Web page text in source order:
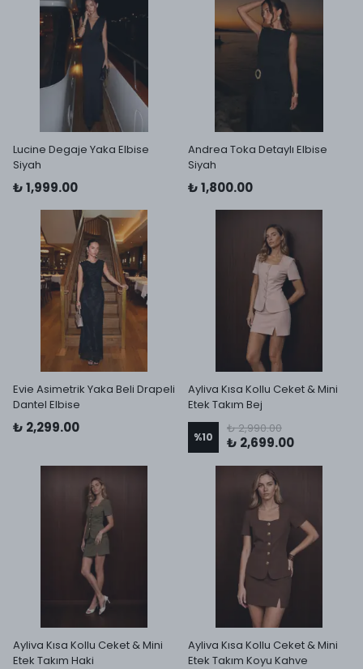
Lucine Degaje Yaka Elbise
Siyah
₺ 1,999.00
Andrea Toka Detaylı Elbise
Siyah
₺ 1,800.00
Evie Asimetrik Yaka Beli Drapeli
Dantel Elbise
₺ 2,299.00
Ayliva Kısa Kollu Ceket & Mini
Etek Takım Bej
%10
₺ 2,990.00
₺ 2,699.00
Ayliva Kısa Kollu Ceket & Mini
Etek Takım Haki
Ayliva Kısa Kollu Ceket & Mini
Etek Takım Koyu Kahve